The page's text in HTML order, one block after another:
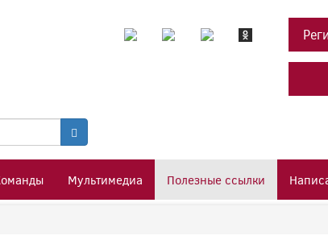
Мультимедиа Полезные ссылки